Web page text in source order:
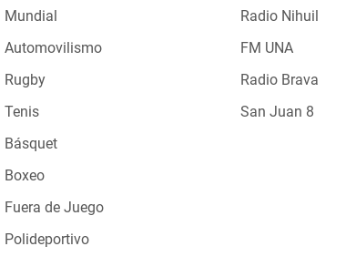
Mundial
Automovilismo
Rugby
Tenis
Básquet
Boxeo
Fuera de Juego
Polideportivo
Radio Nihuil
FM UNA
Radio Brava
San Juan 8